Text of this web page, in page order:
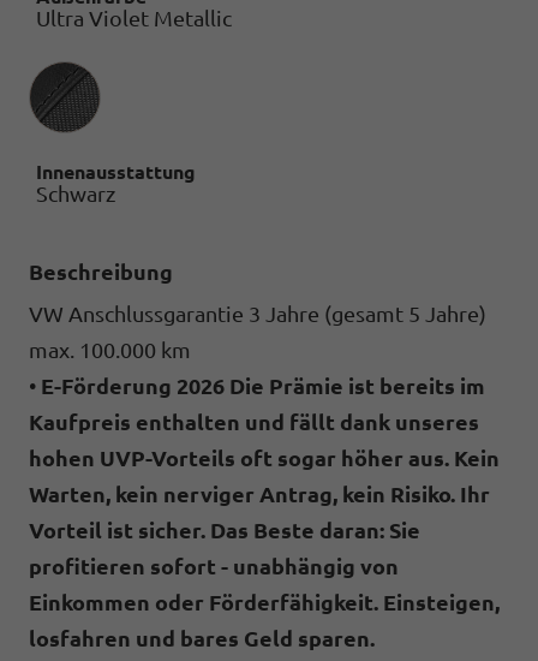
Ultra Violet Metallic
Innenausstattung
Innenausstattung
Schwarz
Beschreibung
VW Anschlussgarantie 3 Jahre (gesamt 5 Jahre)
max. 100.000 km
• E-Förderung 2026 Die Prämie ist bereits im
Kaufpreis enthalten und fällt dank unseres
hohen UVP-Vorteils oft sogar höher aus. Kein
Warten, kein nerviger Antrag, kein Risiko. Ihr
Vorteil ist sicher. Das Beste daran: Sie
profitieren sofort - unabhängig von
Einkommen oder Förderfähigkeit. Einsteigen,
losfahren und bares Geld sparen.